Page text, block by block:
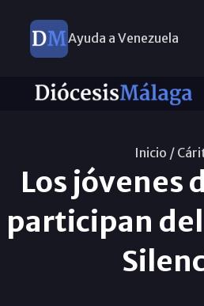
Ayuda a Venezuela
Inicio /
Los jóvenes
participan